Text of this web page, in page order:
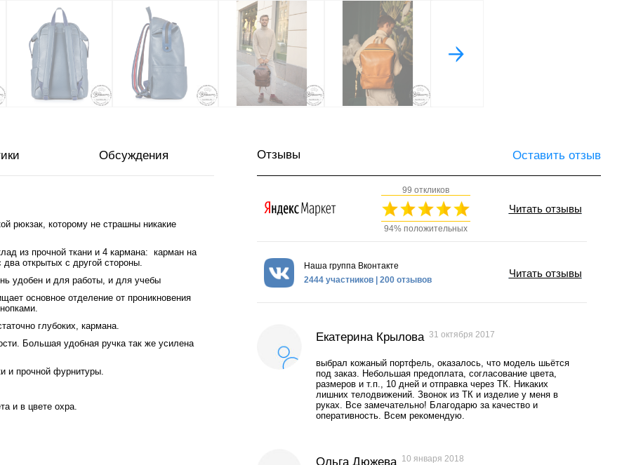
Обсуждения
рюкзак, которому не страшны никакие
из прочной ткани и 4 кармана: карман на
открытых с другой стороны.
удобен и для работы, и для учебы
основное отделение от проникновения
глубоких, кармана.
Большая удобная ручка так же усилена
и прочной фурнитуры.
и в цвете охра.
Отзывы Оставить отзыв
99 откликов
94% положительных
Читать отзывы
Наша группа Вконтакте
2444 участников | 200 отзывов
Читать отзывы
Екатерина Крылова 31 октября 2017
выбрал кожаный портфель, оказалось, что модель шьётся
под заказ. Небольшая предоплата, согласование цвета,
размеров и т.п., 10 дней и отправка через ТК. Никаких
лишних телодвижений. Звонок из ТК и изделие у меня в
руках. Все замечательно! Благодарю за качество и
оперативность. Всем рекомендую.
Ольга Дюжева 10 января 2018